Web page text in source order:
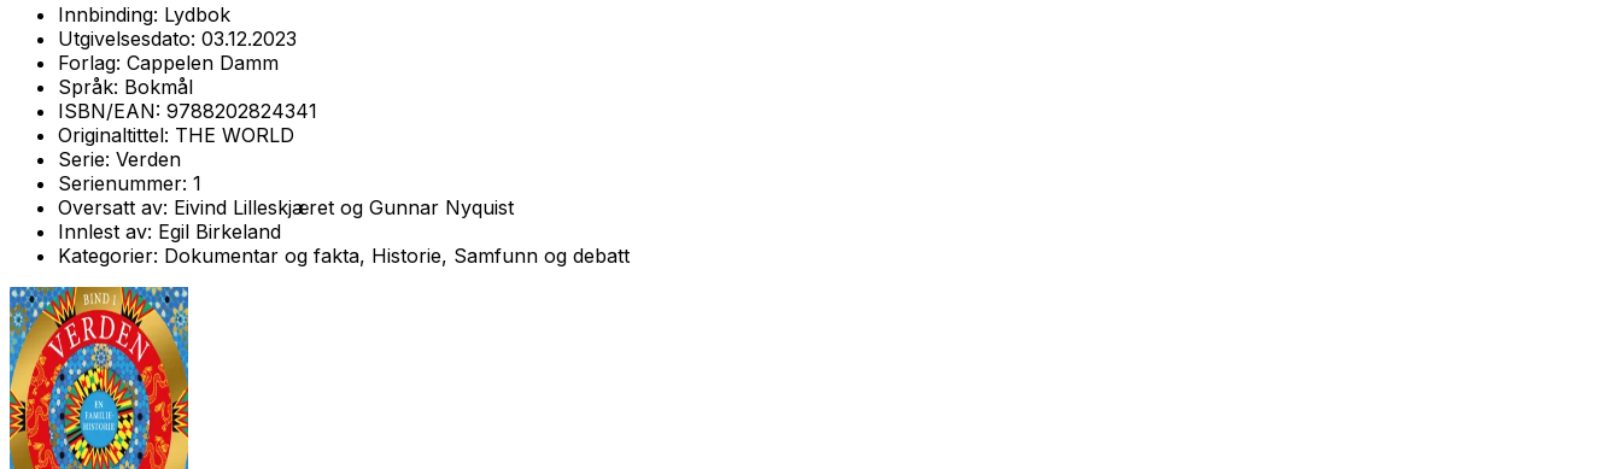
Innbinding: Lydbok
Utgivelsesdato: 03.12.2023
Forlag: Cappelen Damm
Språk: Bokmål
ISBN/EAN: 9788202824341
Originaltittel: THE WORLD
Serie: Verden
Serienummer: 1
Oversatt av: Eivind Lilleskjæret og Gunnar Nyquist
Innlest av: Egil Birkeland
Kategorier: Dokumentar og fakta, Historie, Samfunn og debatt